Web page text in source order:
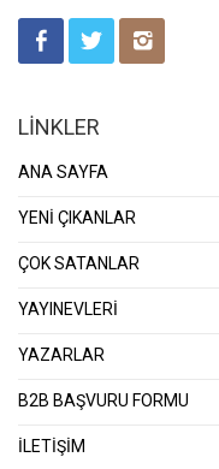
LİNKLER
ANA SAYFA
YENİ ÇIKANLAR
ÇOK SATANLAR
YAYINEVLERİ
YAZARLAR
B2B BAŞVURU FORMU
İLETİŞİM